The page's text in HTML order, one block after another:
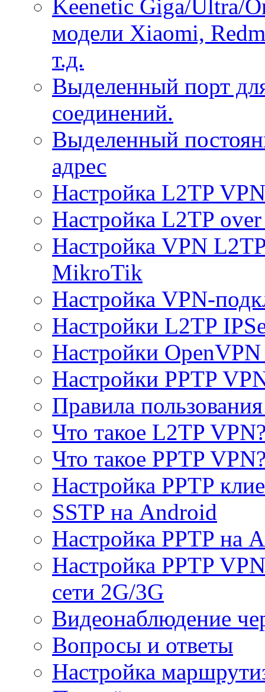
Keenetic Giga/Ultra/
модели Xiaomi,
т.д.
Выделенный порт
соединений.
Выделенный
адрес
Настройка L2TP
Настройка L2TP
Настройка VPN
MikroTik
Настройка VPN-
Настройки L2TP
Настройки
Настройки PPTP
Правила
Что такое L2TP
Что такое PPTP
Настройка PPTP
SSTP на Android
Настройка PPTP на
Настройка PPTP
сети 2G/3G
Видеонаблюдение
Вопросы и ответы
Настройка